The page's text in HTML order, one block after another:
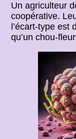
Un agriculteur
coopérative.
l’écart-type
qu’un chou-